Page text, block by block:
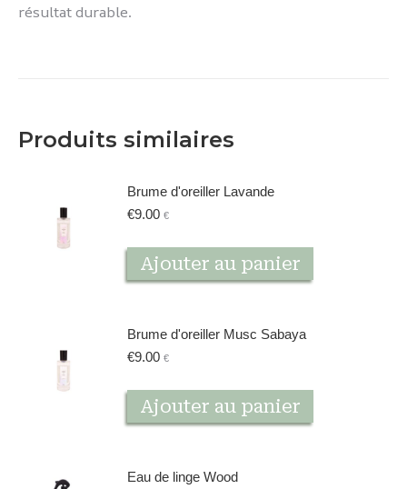
résultat durable.
Produits similaires
Brume d'oreiller Lavande
€9.00 €
Ajouter au panier
Brume d'oreiller Musc Sabaya
€9.00 €
Ajouter au panier
Eau de linge Wood